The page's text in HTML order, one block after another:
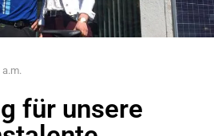
a.m.
für unsere